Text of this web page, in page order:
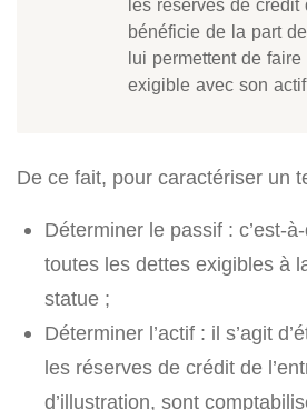
les réserves de
bénéficie de la part
lui permettent de
exigible avec son
De ce fait, pour caractériser un
Déterminer le passif : c’est-
toutes les dettes exigibles à
statue ;
Déterminer l’actif : il s’agit
les réserves de crédit de
d’illustration, sont